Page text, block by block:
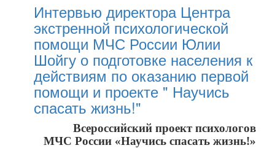
Интервью директора Центра
экстренной психологической
помощи МЧС России Юлии
Шойгу о подготовке населения к
действиям по оказанию первой
помощи и проекте " Научись
спасать жизнь!"
Всероссийский проект психологов
МЧС России «Научись спасать жизнь!»